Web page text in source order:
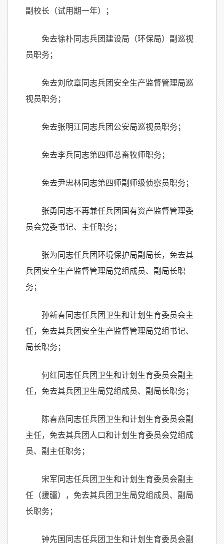
副校长（试用期一年）；
免去徐朴同志兵团建设局（环保局）副巡视
员职务；
免去刘欣章同志兵团安全生产监督管理局巡
视员职务；
免去张明江同志兵团公安局巡视员职务；
免去李兵同志第四师总畜牧师职务；
免去尹忠林同志第四师副师级侦察员职务；
张勇同志不再兼任兵团国有资产监督管理委
员会党委书记、主任职务；
张为同志任兵团环境保护局副局长，免去其
兵团安全生产监督管理局党组成员、副局长职
务；
孙新春同志任兵团卫生和计划生育委员会主
任，免去其兵团安全生产监督管理局党组书记、
局长职务；
何红同志任兵团卫生和计划生育委员会副主
任，免去其兵团卫生局党组成员、副局长职务；
陈春燕同志任兵团卫生和计划生育委员会副
主任，免去其兵团人口和计划生育委员会党组成
员、副主任职务；
宋军同志任兵团卫生和计划生育委员会副主
任（援疆），免去其兵团卫生局党组成员、副局
长职务；
钟先国同志任兵团卫生和计划生育委员会副